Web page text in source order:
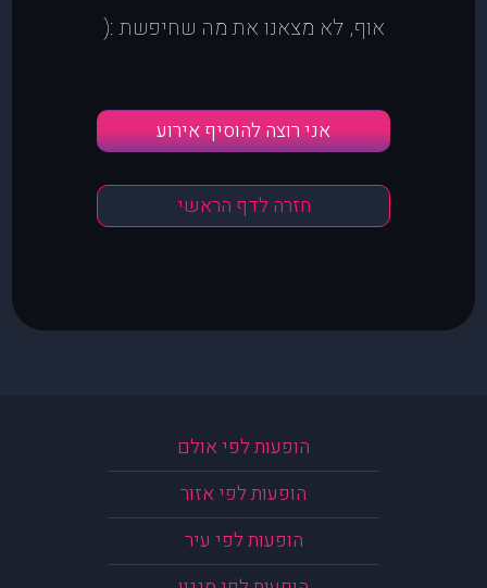
אוף, לא מצאנו את מה שחיפשת :(
אני רוצה להוסיף אירוע
חזרה לדף הראשי
הופעות לפי אולם
הופעות לפי אזור
הופעות לפי עיר